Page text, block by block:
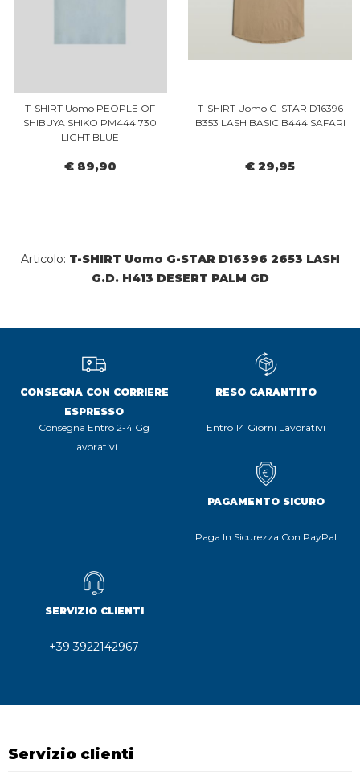
T-SHIRT Uomo PEOPLE OF
SHIBUYA SHIKO PM444 730
LIGHT BLUE
€ 89,90
T-SHIRT Uomo G-STAR D16396
B353 LASH BASIC B444 SAFARI
€ 29,95
Articolo: T-SHIRT Uomo G-STAR D16396 2653 LASH
G.D. H413 DESERT PALM GD
CONSEGNA CON CORRIERE
ESPRESSO
Consegna Entro 2-4 Gg
Lavorativi
RESO GARANTITO
Entro 14 Giorni Lavorativi
PAGAMENTO SICURO
Paga In Sicurezza Con PayPal
SERVIZIO CLIENTI
+39 3922142967
Servizio clienti